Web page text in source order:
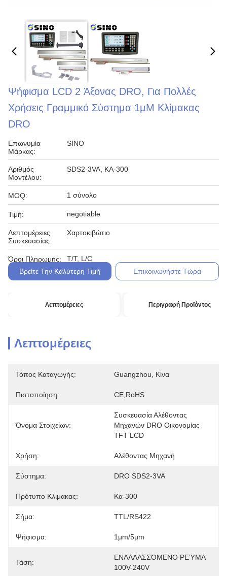
Ψήφισμα LCD 2 Άξονας DRO, Για Πολλές
Χρήσεις Γραμμικό Σύστημα 1µM Κλίμακας
DRO
Επωνυμία
Μάρκας:
SINO
Αριθμός
Μοντέλου:
SDS2-3VA, ΚΑ-300
MOQ: 1 σύνολο
Τιμή: negotiable
Λεπτομέρειες
Συσκευασίας:
Χαρτοκιβώτιο
Όροι Πληρωμής:
T/T, L/C
Βρείτε Την Καλύτερη Τιμή
Επικοινωνήστε Τώρα
Λεπτομέρειες Περιγραφή Προϊόντος
Λεπτομέρειες
Τόπος Καταγωγής: Guangzhou, Κίνα
Πιστοποίηση: CE,RoHS
Όνομα Στοιχείων:
Συσκευασία Αλέθοντας
Μηχανών DRO Οικονομίας
TFT LCD
Χρήση: Αλέθοντας Μηχανή
Σύστημα: DRO SDS2-3VA
Πρότυπο Κλίμακας: Κα-300
Σήμα: TTL/RS422
Ψήφισμα: 1µm/5µm
Τάση:
ΕΝΑΛΛΑΣΣΌΜΕΝΟ ΡΕΎΜΑ
100V-240V